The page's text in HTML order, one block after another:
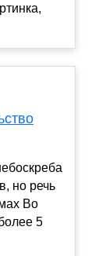
но речь
Во
5